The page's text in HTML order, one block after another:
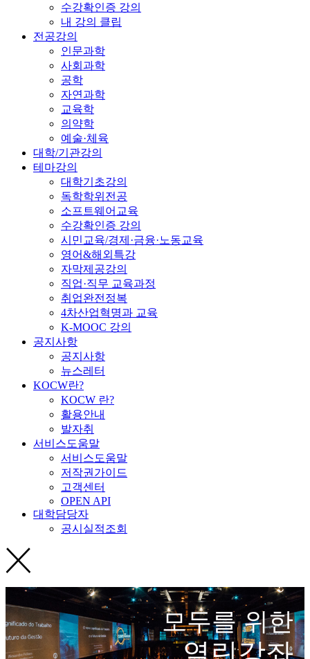
수강확인증 강의
내 강의 클립
전공강의
인문과학
사회과학
공학
자연과학
교육학
의약학
예술·체육
대학/기관강의
테마강의
대학기초강의
독학학위전공
소프트웨어교육
수강확인증 강의
시민교육/경제·금융·노동교육
영어&해외특강
자막제공강의
직업·직무 교육과정
취업완전정복
4차산업혁명과 교육
K-MOOC 강의
공지사항
공지사항
뉴스레터
KOCW란?
KOCW 란?
활용안내
발자취
서비스도움말
서비스도움말
저작권가이드
고객센터
OPEN API
대학담당자
공시실적조회
모두를 위한